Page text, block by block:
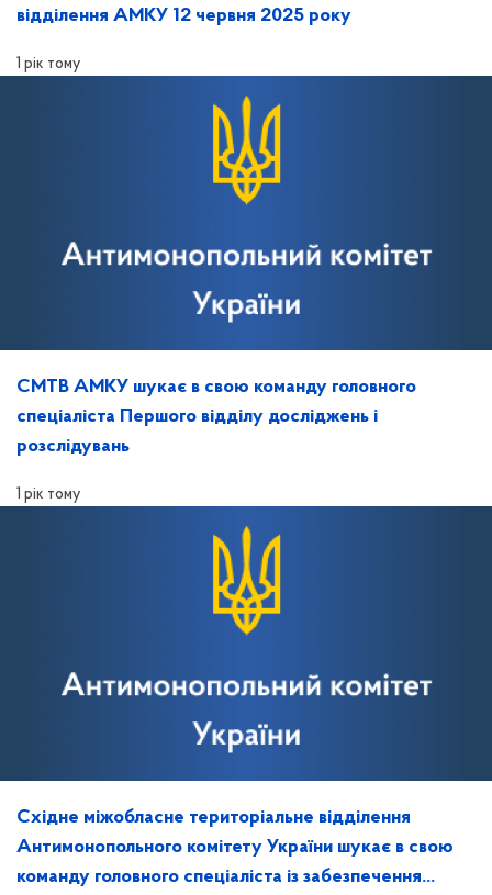
відділення АМКУ 12 червня 2025 року
1 рік тому
СМТВ АМКУ шукає в свою команду головного
спеціаліста Першого відділу досліджень і
розслідувань
1 рік тому
Східне міжобласне територіальне відділення
Антимонопольного комітету України шукає в свою
команду головного спеціаліста із забезпечення